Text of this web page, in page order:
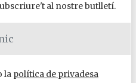
al nostre butlletí.
la política de privadesa